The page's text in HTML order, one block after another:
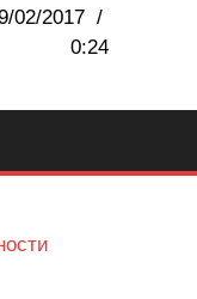
02/2017 /
0:24